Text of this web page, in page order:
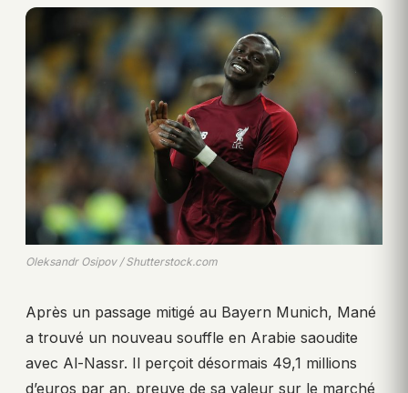
Oleksandr Osipov / Shutterstock.com
Après un passage mitigé au Bayern Munich, Mané
a trouvé un nouveau souffle en Arabie saoudite
avec Al-Nassr. Il perçoit désormais 49,1 millions
d’euros par an, preuve de sa valeur sur le marché